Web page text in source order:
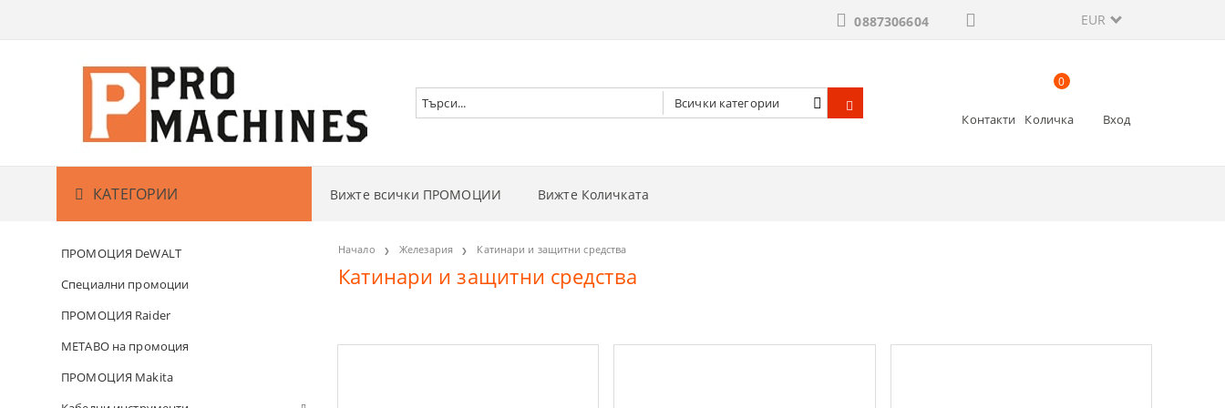
0887306604 EUR
Контакти Количка
0
Вход
КАТЕГОРИИ
АКУМУЛАТОРНИ ВИНТОВЕРТИ
АКУМУЛАТОРНИ ГАЙКОВЕРТИ
Кабелни машини БОРМАШИНИ
Градина
Измервателни уреди
Вижте всички ПРОМОЦИИ Вижте Количката
ПРОМОЦИЯ DeWALT
Специални промоции
ПРОМОЦИЯ Raider
METABO на промоция
ПРОМОЦИЯ Makita
Начало Железария Катинари и защитни средства
Катинари и защитни средства